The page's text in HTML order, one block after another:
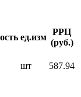
ед.изм
РРЦ
(руб.)
шт 587.94